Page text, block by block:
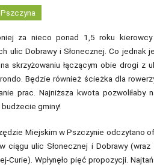
Pszczyna
za nieco ponad 1,5 roku
ulic Dobrawy i Słonecznej. Co jednak
skrzyżowaniu łączącym obie drogi z
Będzie również ścieżka dla
prac. Najniższa kwota pozwoliłaby
budżecie gminy!
Miejskim w Pszczynie odczytano
ciągu ulic Słonecznej i Dobrawy (wraz
Curie). Wpłynęło pięć propozycji.